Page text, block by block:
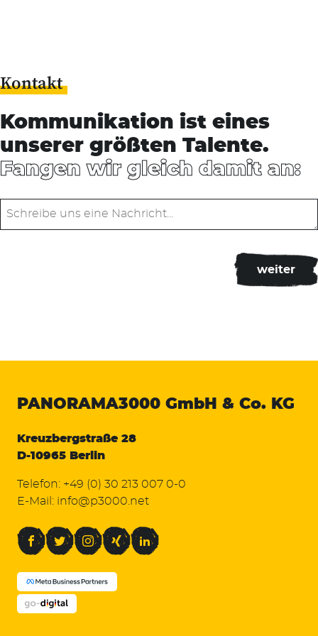
Kontakt
Kommunikation ist eines
unserer größten Talente.
Fangen wir gleich damit an:
PANORAMA3000 GmbH & Co. KG
Kreuzbergstraße 28
D-10965 Berlin
Telefon: +49 (0) 30 213 007 0-0
E-Mail: info@p3000.net
FacebookTwitterInstagramXing LinkedIn